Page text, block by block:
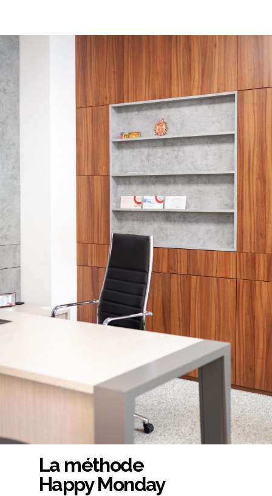
La méthode
Happy Monday